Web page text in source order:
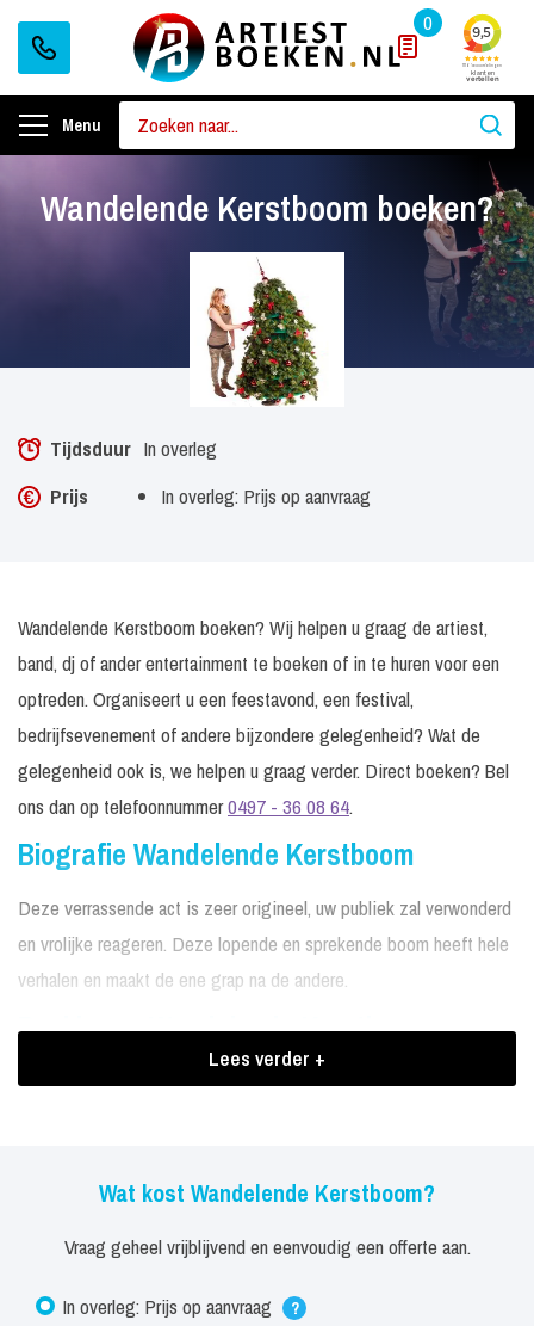
0
Menu
Wandelende Kerstboom boeken?
Tijdsduur In overleg
Prijs
In overleg: Prijs op aanvraag
Wandelende Kerstboom boeken? Wij helpen u graag de artiest,
band, dj of ander entertainment te boeken of in te huren voor een
optreden. Organiseert u een feestavond, een festival,
bedrijfsevenement of andere bijzondere gelegenheid? Wat de
gelegenheid ook is, we helpen u graag verder. Direct boeken? Bel
ons dan op telefoonnummer0497 - 36 08 64.
Biografie Wandelende Kerstboom
Deze verrassende act is zeer origineel, uw publiek zal verwonderd
en vrolijke reageren. Deze lopende en sprekende boom heeft hele
verhalen en maakt de ene grap na de andere.
Boekingen Wandelende Kerstboom
De wandelende kerstboom heeft echte ballen, echte lichtjes, echte
met verhalen, en met zijn fantastische verschijning.
Lees verder +
Wat kost Wandelende Kerstboom?
Vraag geheel vrijblijvend en eenvoudig een offerte aan.
In overleg: Prijs op aanvraag ?